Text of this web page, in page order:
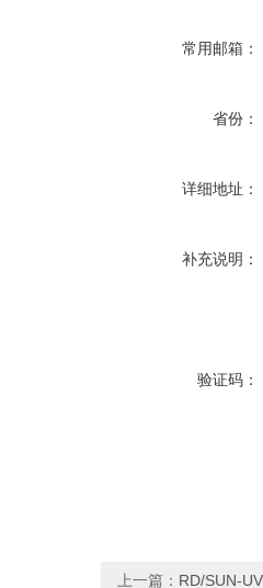
常用邮箱：
省份：
详细地址：
补充说明：
验证码：
上一篇： RD/SUN-